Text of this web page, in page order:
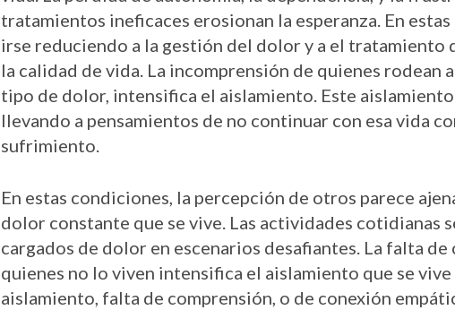
tratamientos ineficaces erosionan la esperanza. En
irse reduciendo a la gestión del dolor y a el tratamiento
la calidad de vida. La incomprensión de quienes rodean
tipo de dolor, intensifica el aislamiento. Este
llevando a pensamientos de no continuar con esa vida
sufrimiento.
En estas condiciones, la percepción de otros parece
dolor constante que se vive. Las actividades cotidianas
cargados de dolor en escenarios desafiantes. La falta
quienes no lo viven intensifica el aislamiento que se
aislamiento, falta de comprensión, o de conexión